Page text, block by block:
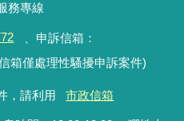
務專線
、申訴信箱 ：
箱僅處理性騷擾申訴案件)
，請利用 市政信箱